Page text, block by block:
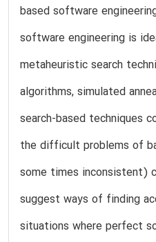
based software
software engineering is
metaheuristic search
algorithms, simulated
search-based techniques
the difficult problems of
some times inconsistent)
suggest ways of finding
situations where perfect